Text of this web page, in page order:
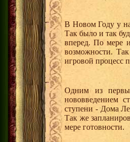
В Новом Году у
Так было и так
вперед. По мере
возможности.
игровой процесс
Одним из
нововведением
ступени - Дома
Так же
мере готовности.